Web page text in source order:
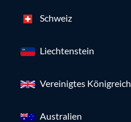
Schweiz
Liechtenstein
Vereinigtes Königreich
Australien